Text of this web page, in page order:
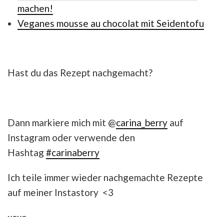
machen!
Veganes mousse au chocolat mit Seidentofu
Hast du das Rezept nachgemacht?
Dann markiere mich mit @carina_berry auf
Instagram oder verwende den
Hashtag #carinaberry
Ich teile immer wieder nachgemachte Rezepte
auf meiner Instastory <3